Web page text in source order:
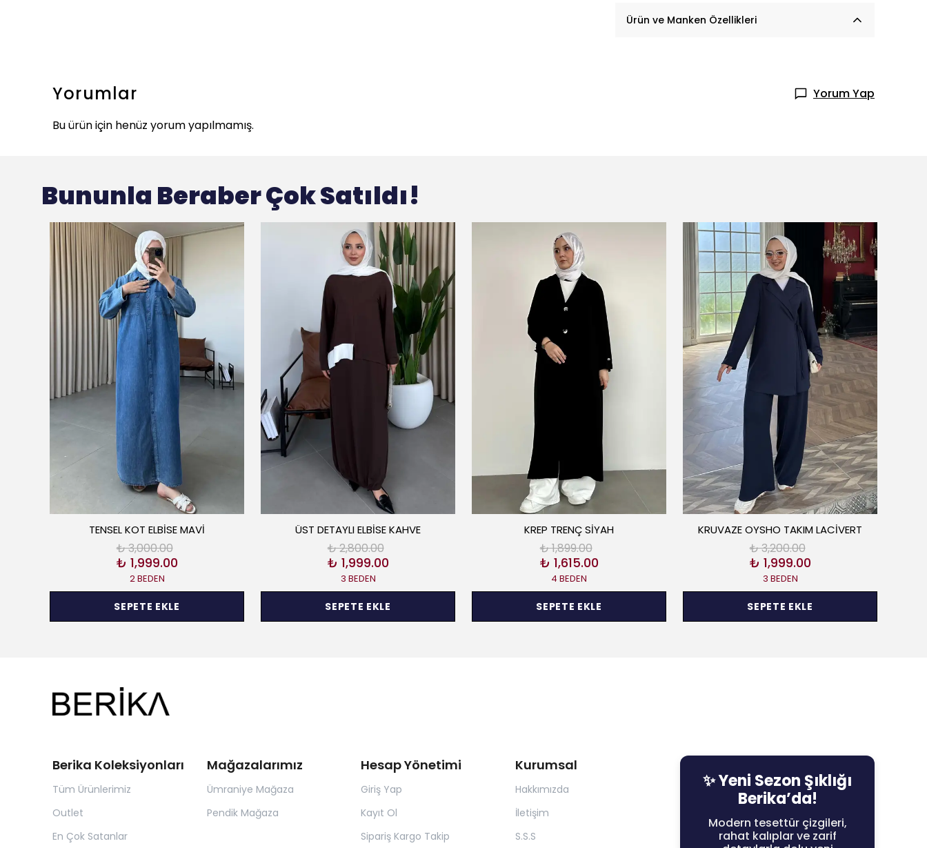
Ürün ve Manken Özellikleri
Yorumlar
Yorum Yap
Bu ürün için henüz yorum yapılmamış.
Bununla Beraber Çok Satıldı!
TENSEL KOT ELBİSE MAVİ
₺ 3,000.00
₺ 1,999.00
2 BEDEN
SEPETE EKLE
ÜST DETAYLI ELBİSE KAHVE
₺ 2,800.00
₺ 1,999.00
3 BEDEN
SEPETE EKLE
KREP TRENÇ SİYAH
₺ 1,899.00
₺ 1,615.00
4 BEDEN
SEPETE EKLE
KRUVAZE OYSHO TAKIM LACİVERT
₺ 3,200.00
₺ 1,999.00
3 BEDEN
SEPETE EKLE
Berika Koleksiyonları
Tüm Ürünlerimiz
Outlet
En Çok Satanlar
Mağazalarımız
Ümraniye Mağaza
Pendik Mağaza
Hesap Yönetimi
Giriş Yap
Kayıt Ol
Sipariş Kargo Takip
Kurumsal
Hakkımızda
İletişim
S.S.S
✨ Yeni Sezon Şıklığı
Berika’da!
Modern tesettür çizgileri,
rahat kalıplar ve zarif